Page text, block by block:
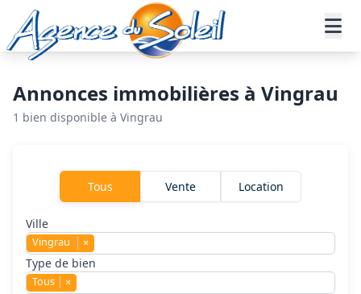
Aller au contenu principal
Accueil Annonces immobilières Vingrau
Annonces immobilières à Vingrau
1 bien disponible à Vingrau
Tous Vente Location
Ville
Vingrau ×
Type de bien
Tous ×